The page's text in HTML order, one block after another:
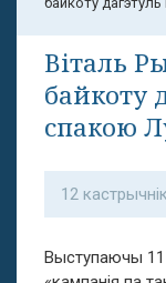
Віталь
байкоту
спакою
12
Выступаючы 11